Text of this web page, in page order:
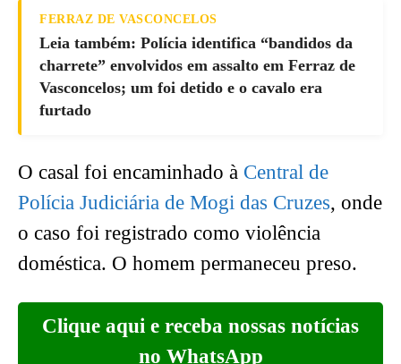
FERRAZ DE VASCONCELOS
Leia também: Polícia identifica “bandidos da
charrete” envolvidos em assalto em Ferraz de
Vasconcelos; um foi detido e o cavalo era
furtado
O casal foi encaminhado à Central de
Polícia Judiciária de Mogi das Cruzes, onde
o caso foi registrado como violência
doméstica. O homem permaneceu preso.
Clique aqui e receba nossas notícias
no WhatsApp